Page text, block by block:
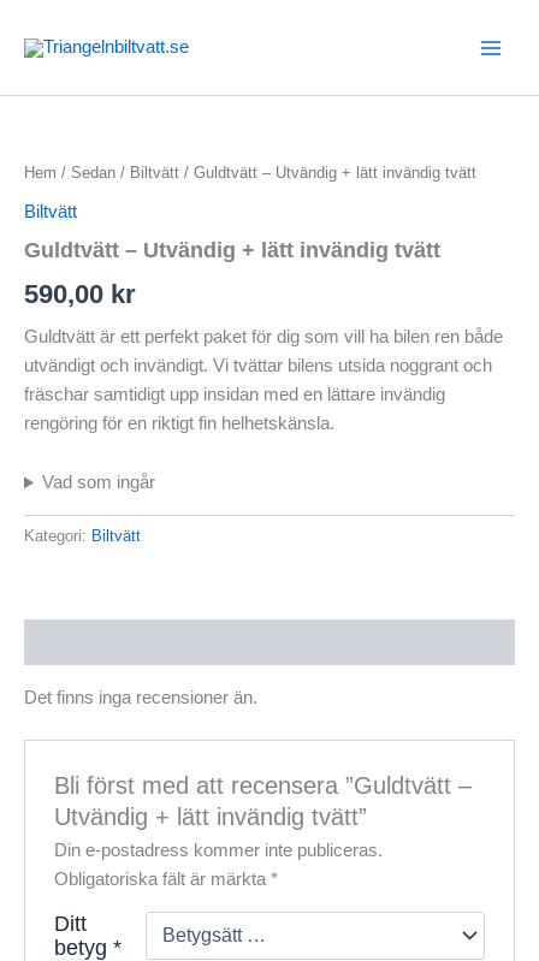
Hem / Sedan / Biltvätt / Guldtvätt – Utvändig + lätt invändig tvätt
Biltvätt
Guldtvätt – Utvändig + lätt invändig tvätt
590,00 kr
Guldtvätt är ett perfekt paket för dig som vill ha bilen ren både
utvändigt och invändigt. Vi tvättar bilens utsida noggrant och
fräschar samtidigt upp insidan med en lättare invändig
rengöring för en riktigt fin helhetskänsla.
Vad som ingår
Kategori: Biltvätt
Det finns inga recensioner än.
Bli först med att recensera ”Guldtvätt –
Utvändig + lätt invändig tvätt”
Din e-postadress kommer inte publiceras.
Obligatoriska fält är märkta*
Ditt
betyg*